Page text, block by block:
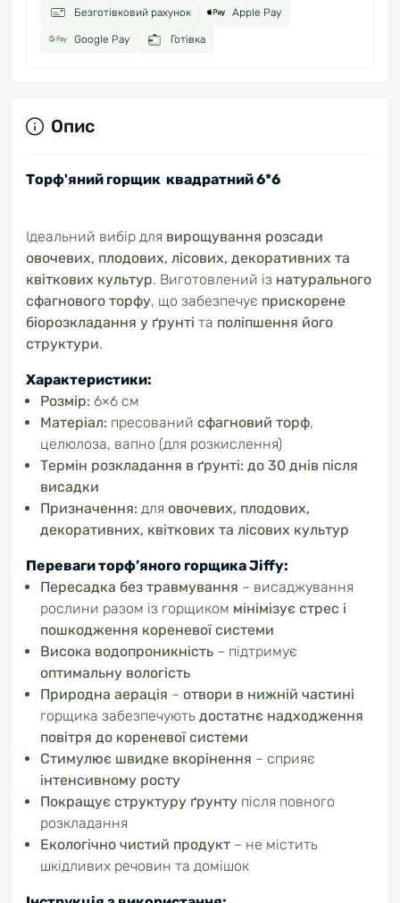
Безготівковий рахунок Apple Pay
Google Pay Готівка
Опис
Торф'яний горщик квадратний 6*6
Ідеальний вибір для вирощування розсади
овочевих, плодових, лісових, декоративних та
квіткових культур. Виготовлений із натурального
сфагнового торфу, що забезпечує прискорене
біорозкладання у ґрунті та поліпшення його
структури.
Характеристики:
Розмір: 6×6 см
Матеріал: пресований сфагновий торф,
целюлоза, вапно (для розкислення)
Термін розкладання в ґрунті: до 30 днів після
висадки
Призначення: для овочевих, плодових,
декоративних, квіткових та лісових культур
Переваги торф’яного горщика Jiffy:
Пересадка без травмування – висаджування
рослини разом із горщиком мінімізує стрес і
пошкодження кореневої системи
Висока водопроникність – підтримує
оптимальну вологість
Природна аерація – отвори в нижній частині
горщика забезпечують достатнє надходження
повітря до кореневої системи
Стимулює швидке вкорінення – сприяє
інтенсивному росту
Покращує структуру ґрунту після повного
розкладання
Екологічно чистий продукт – не містить
шкідливих речовин та домішок